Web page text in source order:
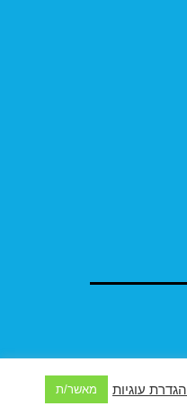
הגדרת עוגיות מאשר/ת